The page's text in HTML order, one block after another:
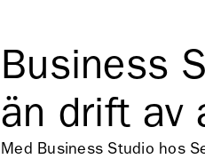
Business
än drift av
Med Business Studio hos